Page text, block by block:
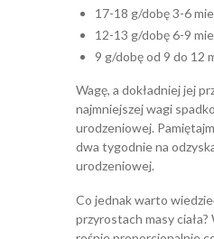
17-18 g/dobę 3-6
12-13 g/dobę 6-9
9 g/dobę od 9 do 12
Wagę, a dokładniej jej
najmniejszej wagi
urodzeniowej.
dwa tygodnie na
urodzeniowej.
Co jednak warto
przyrostach masy ciała?